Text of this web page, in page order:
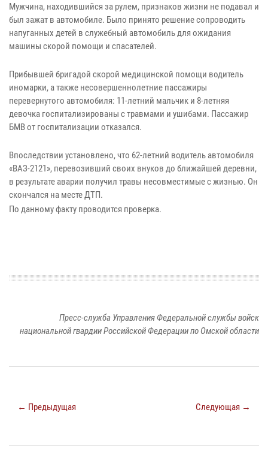
Мужчина, находившийся за рулем, признаков жизни не подавал и
был зажат в автомобиле. Было принято решение сопроводить
напуганных детей в служебный автомобиль для ожидания
машины скорой помощи и спасателей.
Прибывшей бригадой скорой медицинской помощи водитель
иномарки, а также несовершеннолетние пассажиры
перевернутого автомобиля: 11-летний мальчик и 8-летняя
девочка госпитализированы с травмами и ушибами. Пассажир
БМВ от госпитализации отказался.
Впоследствии установлено, что 62-летний водитель автомобиля
«ВАЗ-2121», перевозивший своих внуков до ближайшей деревни,
в результате аварии получил травы несовместимые с жизнью. Он
скончался на месте ДТП.
По данному факту проводится проверка.
Пресс-служба Управления Федеральной службы войск
национальной гвардии Российской Федерации по Омской области
← Предыдущая Следующая →